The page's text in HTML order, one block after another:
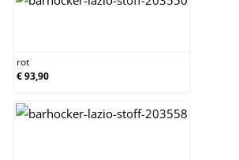
rot
€ 93,90